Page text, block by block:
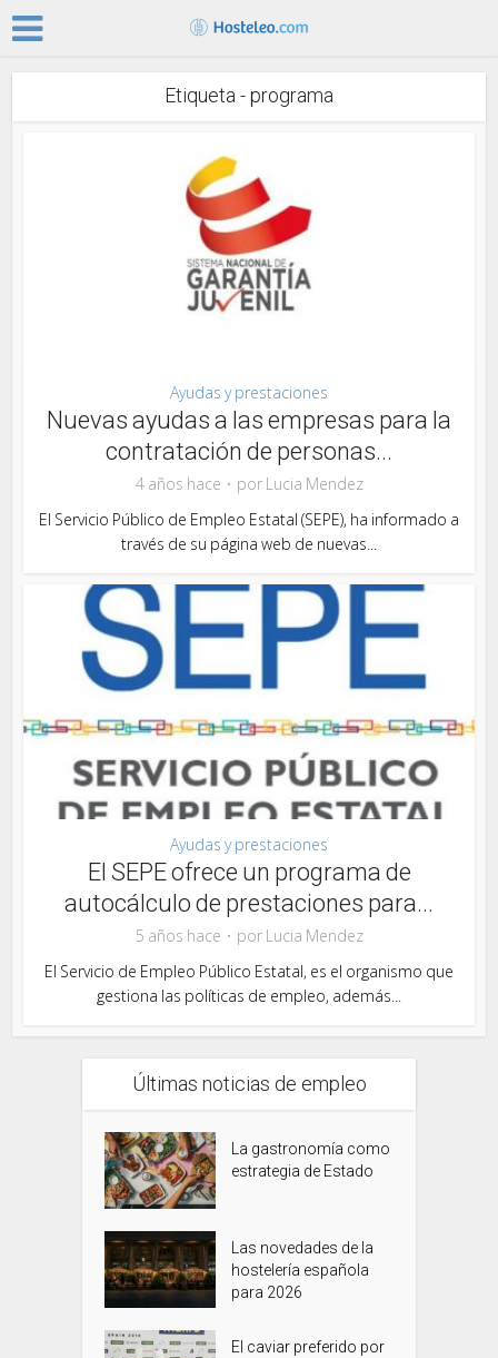
Etiqueta - programa
Ayudas y prestaciones
Nuevas ayudas a las empresas para la
contratación de personas...
4 años hace por Lucia Mendez
El Servicio Público de Empleo Estatal (SEPE), ha informado a
través de su página web de nuevas...
Ayudas y prestaciones
El SEPE ofrece un programa de
autocálculo de prestaciones para...
5 años hace por Lucia Mendez
El Servicio de Empleo Público Estatal, es el organismo que
gestiona las políticas de empleo, además...
Últimas noticias de empleo
La gastronomía como
estrategia de Estado
Las novedades de la
hostelería española
para 2026
El caviar preferido por